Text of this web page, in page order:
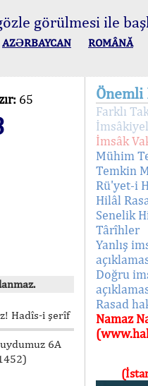
görülmesi ile
AZӘRBAYCAN ROMÂNĂ
65
Hadîs-i şerîf
6A
Farklı
İmsâk
Mühim
Temkin
Rü'yet-i
Hilâl
Senelik
Târîhler
Yanlış
Doğru
Rasad
Namaz